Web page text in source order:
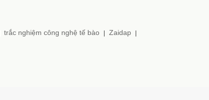
trắc nghiệm công nghệ tế bào Zaidap